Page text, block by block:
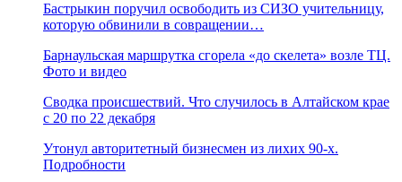
Бастрыкин поручил освободить из СИЗО учительницу,
которую обвинили в совращении…
Барнаульская маршрутка сгорела «до скелета» возле ТЦ.
Фото и видео
Сводка происшествий. Что случилось в Алтайском крае
с 20 по 22 декабря
Утонул авторитетный бизнесмен из лихих 90-х.
Подробности